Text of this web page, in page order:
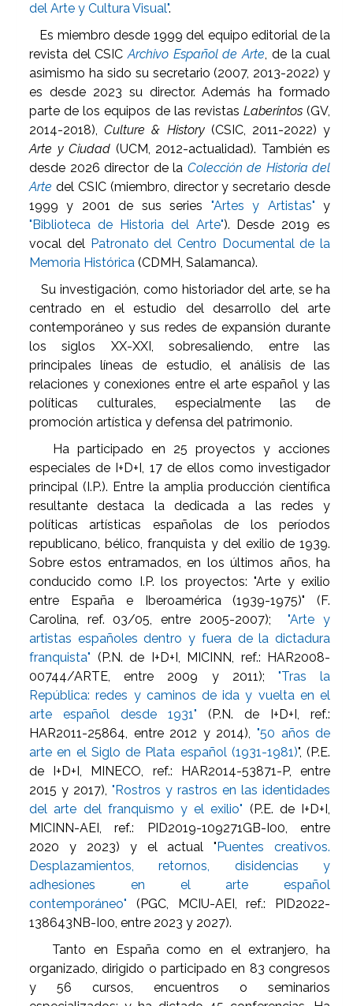
del Arte y Cultura Visual".
Es miembro desde 1999 del equipo editorial de la
revista del CSICArchivo Español de Arte, de la cual
asimismo ha sido su secretario (2007, 2013-2022) y
es desde 2023 su director. Además ha formado
parte de los equipos de las revistasLaberintos (GV,
2014-2018),Culture & History (CSIC, 2011-2022) y
Arte y Ciudad (UCM, 2012-actualidad). También es
desde 2026 director de la Colección de Historia del
Arte del CSIC (miembro, director y secretario desde
1999 y 2001 de sus series "Artes y Artistas" y
"Biblioteca de Historia del Arte"). Desde 2019 es
vocal del Patronato del Centro Documental de la
Memoria Histórica (CDMH, Salamanca).
Su investigación, como historiador del arte, se ha
centrado en el estudio del desarrollo del arte
contemporáneo y sus redes de expansión durante
los siglos XX-XXI, sobresaliendo, entre las
principales líneas de estudio, el análisis de las
relaciones y conexiones entre el arte español y las
políticas culturales, especialmente las de
promoción artística y defensa del patrimonio.
Ha participado en 25 proyectos y acciones
especiales de I+D+I, 17 de ellos como investigador
principal (I.P.). Entre la amplia producción científica
resultante destaca la dedicada a las redes y
políticas artísticas españolas de los períodos
republicano, bélico, franquista y del exilio de 1939.
Sobre estos entramados, en los últimos años, ha
conducido como I.P. los proyectos: "Arte y exilio
entre España e Iberoamérica (1939-1975)" (F.
Carolina, ref. 03/05, entre 2005-2007);"Arte y
artistas españoles dentro y fuera de la dictadura
franquista" (P.N. de I+D+I, MICINN, ref.: HAR2008-
00744/ARTE, entre 2009 y 2011);"Tras la
República: redes y caminos de ida y vuelta en el
arte español desde 1931" (P.N. de I+D+I, ref.:
HAR2011-25864, entre 2012 y 2014), "50 años de
arte en el Siglo de Plata español (1931-1981)", (P.E.
de I+D+I, MINECO, ref.: HAR2014-53871-P, entre
2015 y 2017),"Rostros y rastros en las identidades
del arte del franquismo y el exilio" (P.E. de I+D+I,
MICINN-AEI, ref.: PID2019-109271GB-I00, entre
2020 y 2023) y el actual " Puentes creativos.
Desplazamientos, retornos, disidencias y
adhesiones en el arte español
contemporáneo" (PGC, MCIU-AEI, ref.: PID2022-
138643NB-I00, entre 2023 y 2027).
Tanto en España como en el extranjero, ha
organizado, dirigido o participado en 83 congresos
y 56 cursos, encuentros o seminarios